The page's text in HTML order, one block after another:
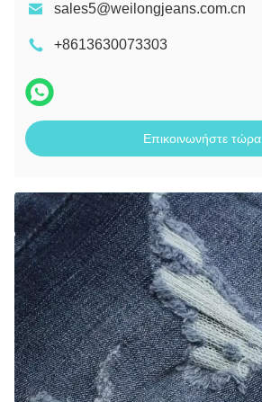
sales5@weilongjeans.com.cn
+8613630073303
Επικοινωνήστε τώρα